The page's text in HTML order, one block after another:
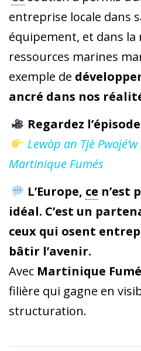
entreprise locale dans
équipement, et dans la
ressources marines
exemple de
ancré dans nos
Regardez
Lewòp an Tjè
Martinique Fumés
L’Europe, ce n’est
idéal. C’est un
ceux qui osent
bâtir l’avenir.
Avec Martinique
filière qui gagne en
structuration.